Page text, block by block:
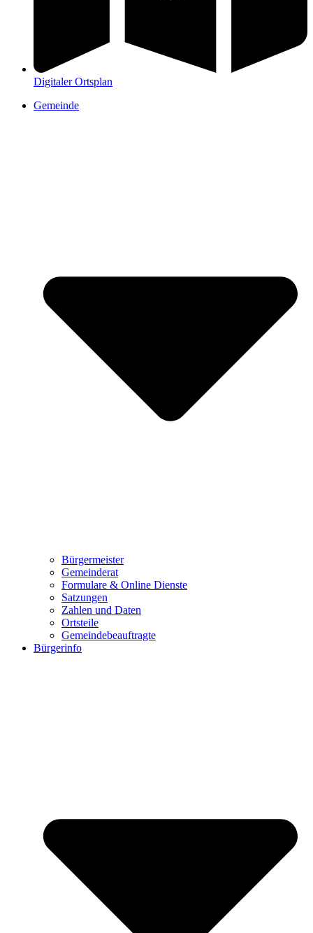
Digitaler Ortsplan
Gemeinde
Bürgermeister
Gemeinderat
Formulare & Online Dienste
Satzungen
Zahlen und Daten
Ortsteile
Gemeindebeauftragte
Bürgerinfo